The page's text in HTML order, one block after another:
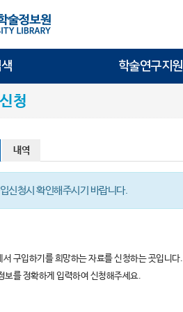
학술연구지원
청
내역
신청시 확인해주시기 바랍니다.
서 구입하기를 희망하는 자료를 신청하는 곳입니다.
보를 정확하게 입력하여 신청해주세요.